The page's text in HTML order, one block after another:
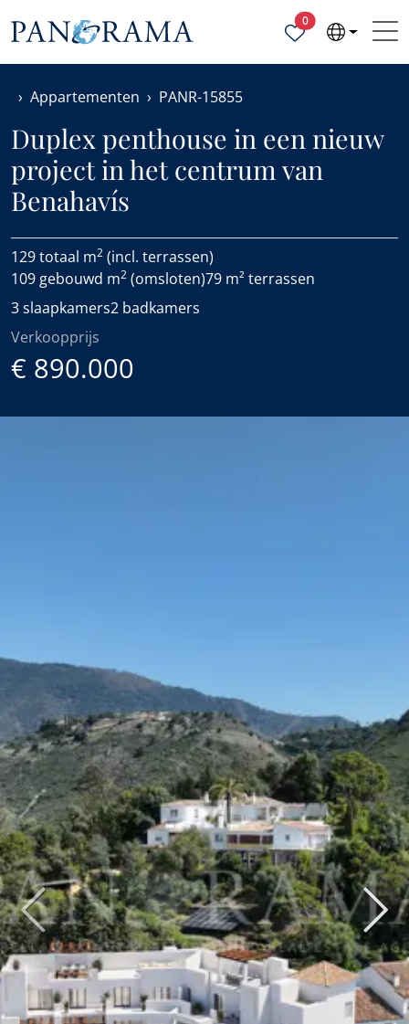
0Geselecteerde
Appartementen PANR-15855
Duplex penthouse in een nieuw
project in het centrum van
Benahavís
129 totaal m2 (incl. terrassen)
109 gebouwd m2 (omsloten)79 m² terrassen
3 slaapkamers2 badkamers
Verkoopprijs
€ 890.000